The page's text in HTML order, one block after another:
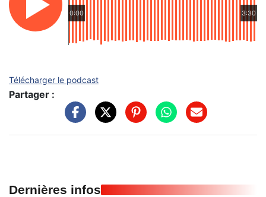
0:00 3:30
Télécharger le podcast
Partager :
Dernières infos